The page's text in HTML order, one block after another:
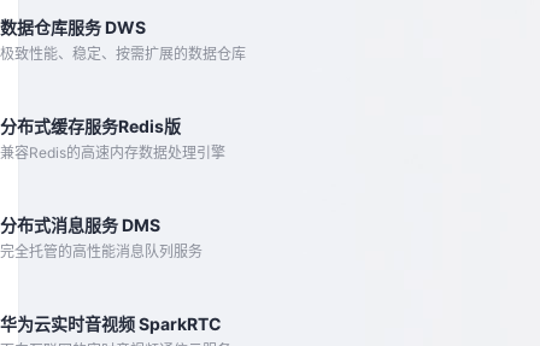
数据仓库服务 DWS
极致性能、稳定、按需扩展的数据仓库
分布式缓存服务Redis版
兼容Redis的高速内存数据处理引擎
分布式消息服务 DMS
完全托管的高性能消息队列服务
华为云实时音视频 SparkRTC